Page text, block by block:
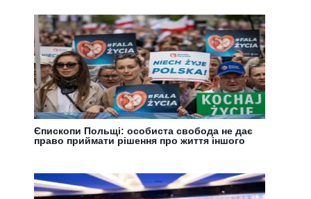
Єпископи Польщі: особиста свобода не дає
право приймати рішення про життя іншого